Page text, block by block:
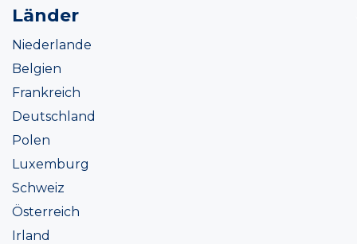
Länder
Niederlande
Belgien
Frankreich
Deutschland
Polen
Luxemburg
Schweiz
Österreich
Irland